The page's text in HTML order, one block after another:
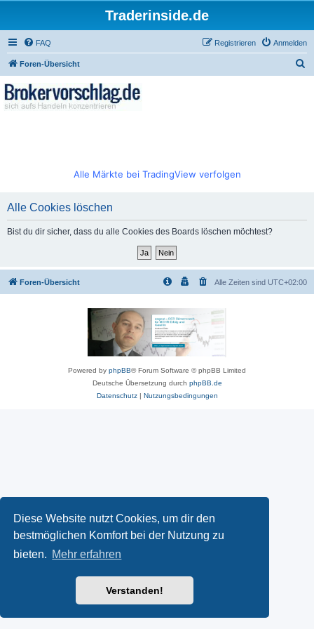
Diese Website nutzt Cookies, um dir den
bestmöglichen Komfort bei der Nutzung zu
bieten. Mehr erfahren
Verstanden!
Traderinside.de
FAQ Anmelden
Registrieren
Foren-Übersicht
Alle Märkte bei TradingView verfolgen
Alle Cookies löschen
Bist du dir sicher, dass du alle Cookies des Boards löschen möchtest?
Foren-Übersicht Alle Zeiten sind UTC+02:00
Powered by phpBB® Forum Software © phpBB Limited
Deutsche Übersetzung durch phpBB.de
Datenschutz| Nutzungsbedingungen